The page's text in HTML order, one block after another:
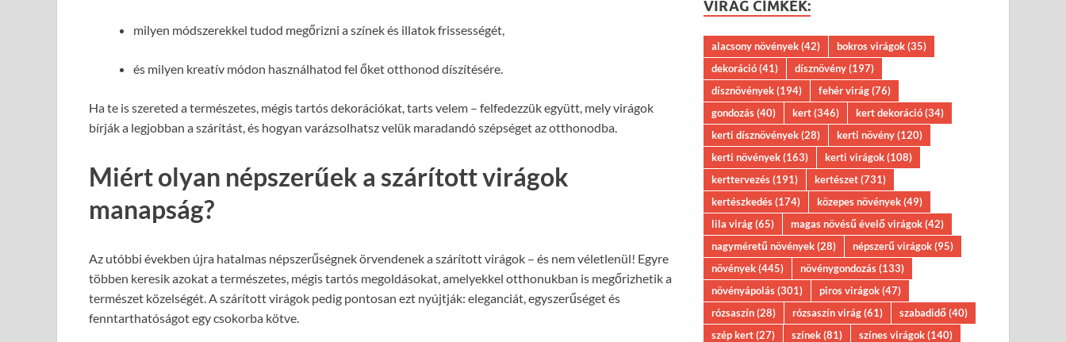
milyen módszerekkel tudod megőrizni a színek és illatok frissességét,
és milyen kreatív módon használhatod fel őket otthonod díszítésére.
Ha te is szereted a természetes, mégis tartós dekorációkat, tarts velem – felfedezzük együtt, mely virágok
bírják a legjobban a szárítást, és hogyan varázsolhatsz velük maradandó szépséget az otthonodba.
Miért olyan népszerűek a szárított virágok
manapság?
Az utóbbi években újra hatalmas népszerűségnek örvendenek a szárított virágok – és nem véletlenül! Egyre
többen keresik azokat a természetes, mégis tartós megoldásokat, amelyekkel otthonukban is megőrizhetik a
természet közelségét. A szárított virágok pedig pontosan ezt nyújtják: eleganciát, egyszerűséget és
fenntarthatóságot egy csokorba kötve.
VIRÁG CÍMKÉK:
alacsony növények(42) bokros virágok(35)
dekoráció(41) dísznövény(197)
dísznövények(194) fehér virág(76)
gondozás(40) kert(346) kert dekoráció(34)
kerti dísznövények(28) kerti növény(120)
kerti növények(163) kerti virágok(108)
kerttervezés(191) kertészet(731)
kertészkedés(174) közepes növények(49)
lila virág(65) magas növésű évelő virágok(42)
nagyméretű növények(28) népszerű virágok(95)
növények(445) növénygondozás(133)
növényápolás(301) piros virágok(47)
rózsaszín(28) rózsaszín virág(61) szabadidő(40)
szép kert(27) színek(81) színes virágok(140)